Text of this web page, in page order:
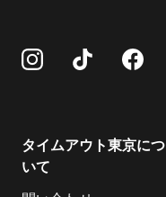
タイムアウト東京につ
いて